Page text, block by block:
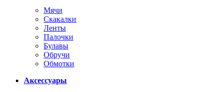
Мячи
Скакалки
Ленты
Палочки
Булавы
Обручи
Обмотки
Аксессуары